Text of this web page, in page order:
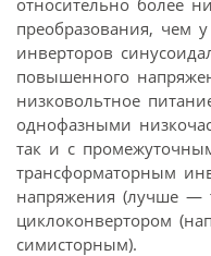
преобразования, чем
инверторов
повышенного
низковольтное
однофазными
так и с
трансформаторным
напряжения (лучше —
циклоконвертором
симисторным).